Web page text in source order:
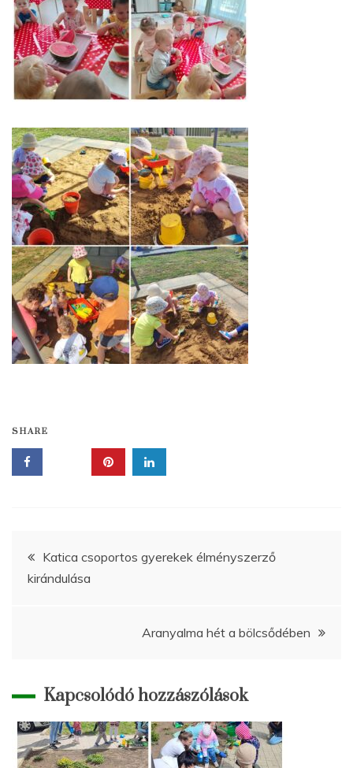
SHARE
Bejegyzés
navigáció
Katica csoportos gyerekek élményszerző
kirándulása
Aranyalma hét a bölcsődében
Kapcsolódó hozzászólások